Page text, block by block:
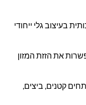
בעיצוב גלי ייחודי
את הזזת המזון
קטנים, ביצים,